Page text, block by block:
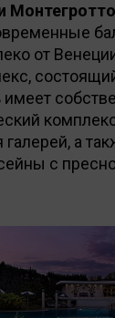
от
а
с